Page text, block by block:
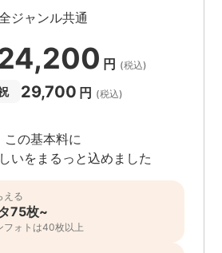
ジャンル共通
円 (税込)
29,700 円 (税込)
この基本料に
いをまるっと込めました
える
75枚~
フォトは40枚以上